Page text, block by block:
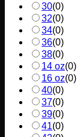
30(0)
32(0)
34(0)
36(0)
38(0)
14 oz(0)
16 oz(0)
40(0)
37(0)
39(0)
41(0)